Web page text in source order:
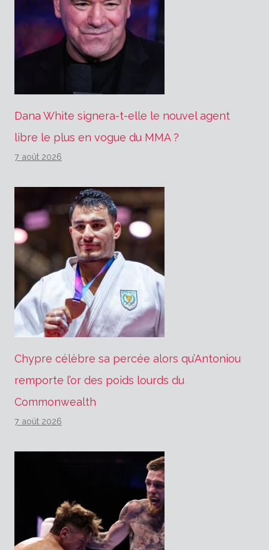
Dana White signera-t-elle le nouvel agent
libre le plus en vogue du MMA ?
7 août 2026
Chypre célèbre sa percée alors qu’Antoniou
remporte l’or des poids lourds du
Commonwealth
7 août 2026